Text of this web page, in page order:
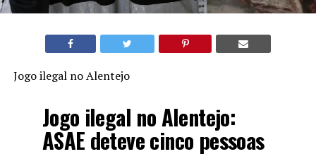
Jogo ilegal no Alentejo
Jogo ilegal no Alentejo:
ASAE deteve cinco pessoas